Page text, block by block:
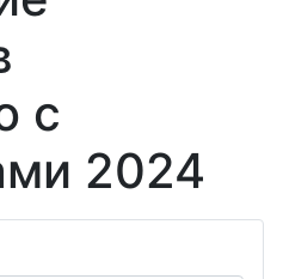
с
2024